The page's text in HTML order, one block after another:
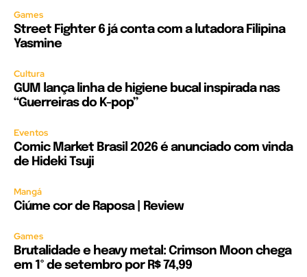
Games
Street Fighter 6 já conta com a lutadora Filipina
Yasmine
Cultura
GUM lança linha de higiene bucal inspirada nas
“Guerreiras do K-pop”
Eventos
Comic Market Brasil 2026 é anunciado com vinda
de Hideki Tsuji
Mangá
Ciúme cor de Raposa | Review
Games
Brutalidade e heavy metal: Crimson Moon chega
em 1º de setembro por R$ 74,99